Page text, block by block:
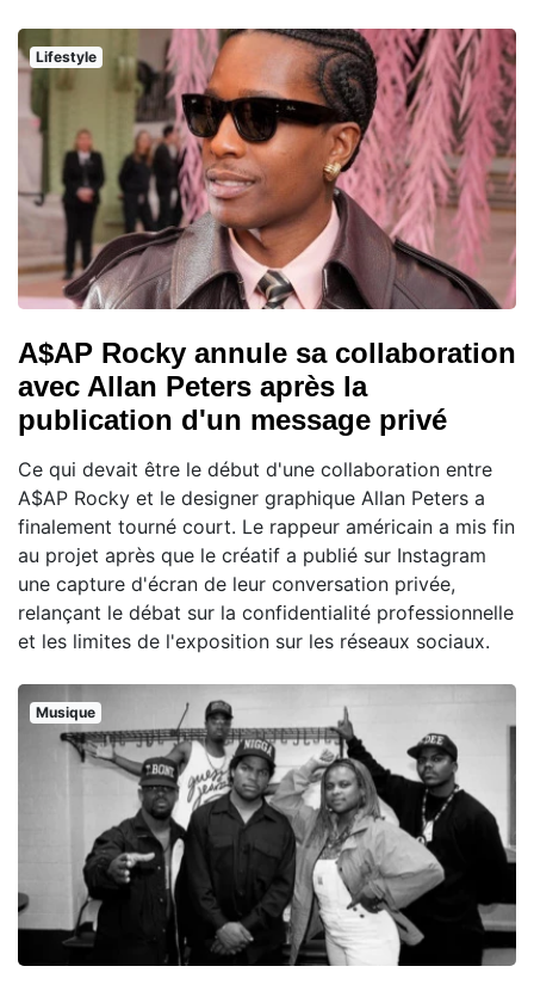
Lifestyle
A$AP Rocky annule sa collaboration
avec Allan Peters après la
publication d'un message privé
Ce qui devait être le début d'une collaboration entre
A$AP Rocky et le designer graphique Allan Peters a
finalement tourné court. Le rappeur américain a mis fin
au projet après que le créatif a publié sur Instagram
une capture d'écran de leur conversation privée,
relançant le débat sur la confidentialité professionnelle
et les limites de l'exposition sur les réseaux sociaux.
Musique